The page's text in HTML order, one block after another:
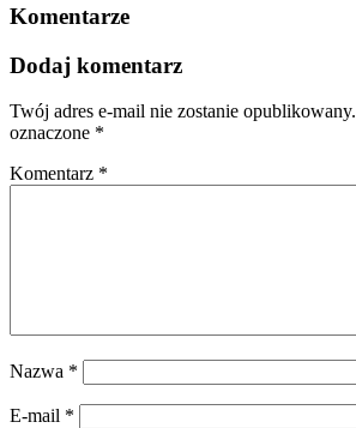
Komentarze
Dodaj komentarz
Twój adres e-mail nie zostanie opublikowany.
oznaczone *
Komentarz *
Nazwa *
E-mail *